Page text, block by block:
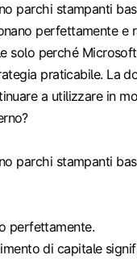
parchi stampanti
perfettamente e
solo perché
praticabile. La
a utilizzare in
parchi stampanti
perfettamente.
di capitale